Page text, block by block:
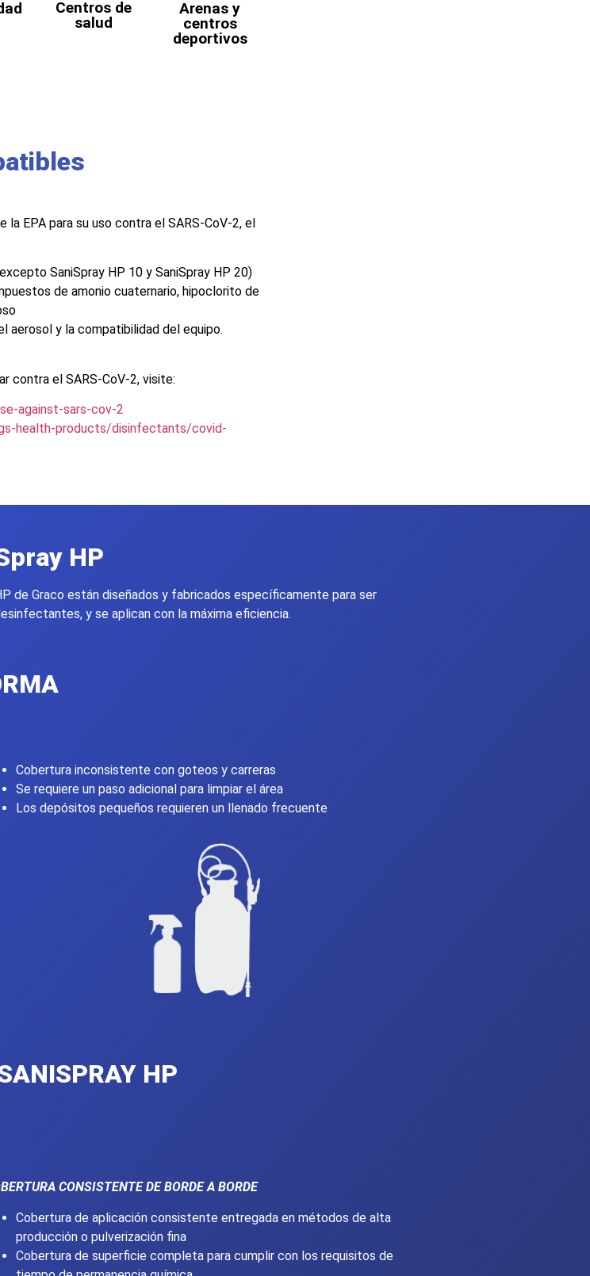
Centros de
salud
Arenas y
centros
deportivos
EPA para su uso contra el SARS-CoV-2, el
SaniSpray HP 10 y SaniSpray HP 20)
de amonio cuaternario, hipoclorito de
aerosol y la compatibilidad del equipo.
contra el SARS-CoV-2, visite:
against-sars-cov-2
health-products/disinfectants/covid-
HP
de Graco están diseñados y fabricados específicamente para ser
y se aplican con la máxima eficiencia.
Cobertura inconsistente con goteos y carreras
Se requiere un paso adicional para limpiar el área
Los depósitos pequeños requieren un llenado frecuente
HP
CONSISTENTE DE BORDE A BORDE
Cobertura de aplicación consistente entregada en métodos de alta
producción o pulverización fina
Cobertura de superficie completa para cumplir con los requisitos de